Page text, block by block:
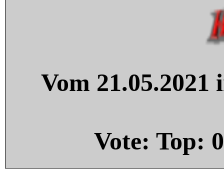
Vom
Vote: Top: 0